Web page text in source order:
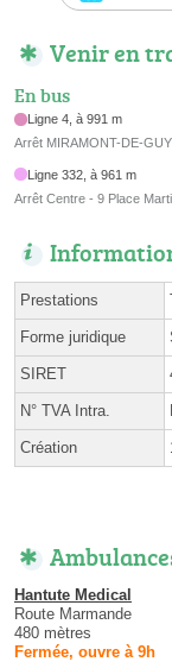
Venir en
En bus
Ligne 4, à 991 m
Arrêt MIRAMONT-DE-
Ligne 332, à 961 m
Arrêt Centre - 9 Place
Prestations
Forme juridique
SIRET
N° TVA Intra.
Création
Hantute Medical
Route Marmande
480 mètres
Fermée, ouvre à 9h